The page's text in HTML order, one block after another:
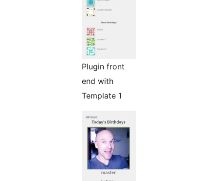
Plugin front
end with
Template 1